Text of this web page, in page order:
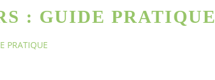
: GUIDE PRATIQUE
PRATIQUE